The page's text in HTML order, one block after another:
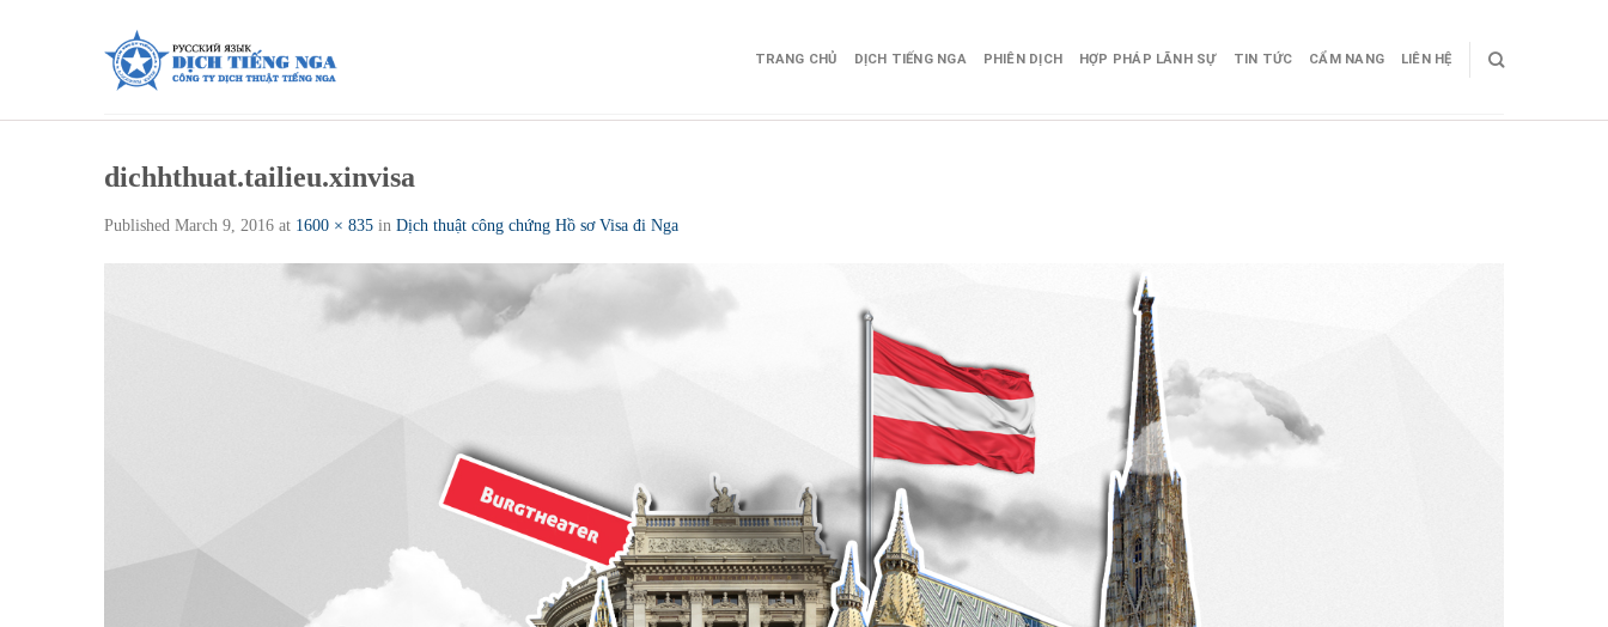
TRANG CHỦ DỊCH TIẾNG NGA PHIÊN DỊCH HỢP PHÁP LÃNH SỰ TIN TỨC CẨM NANG LIÊN HỆ
dichhthuat.tailieu.xinvisa
Published March 9, 2016 at 1600 × 835 in Dịch thuật công chứng Hồ sơ Visa đi Nga